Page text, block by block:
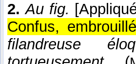
2. Au fig.
Confus,
filandreuse